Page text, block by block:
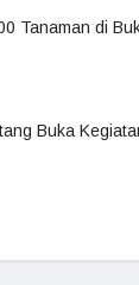
Tanaman di
Buka